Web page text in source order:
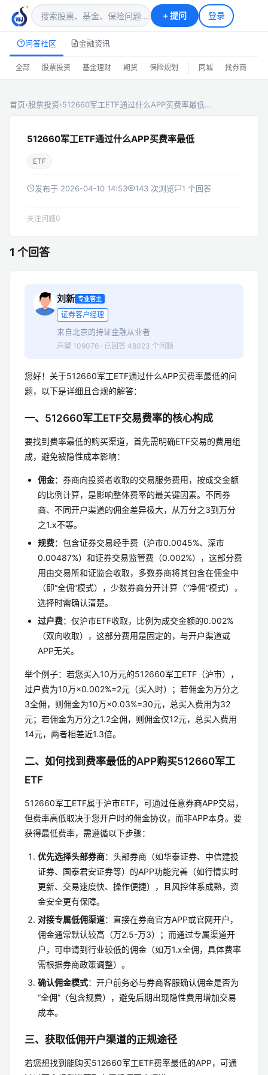
+提问 登录
问答社区 金融资讯
全部 股票投资 基金理财 期货 保险规划 同城 找券商
首页›股票投资›512660军工ETF通过什么APP买费率最低…
512660军工ETF通过什么APP买费率最低
ETF
发布于 2026-04-10 14:53 143 次浏览 1 个回答
关注问题0
1 个回答
刘新 专业答主
证券客户经理
来自北京的持证金融从业者
声望 109076 · 已回答 48023 个问题
您好！关于512660军工ETF通过什么APP买费率最低的问
题，以下是详细且合规的解答：
一、512660军工ETF交易费率的核心构成
要找到费率最低的购买渠道，首先需明确ETF交易的费用组
成，避免被隐性成本影响：
佣金：券商向投资者收取的交易服务费用，按成交金额
的比例计算，是影响整体费率的最关键因素。不同券
商、不同开户渠道的佣金差异极大，从万分之3到万分
之1.x不等。
规费：包含证券交易经手费（沪市0.0045%、深市
0.00487%）和证券交易监管费（0.002%），这部分费
用由交易所和证监会收取，多数券商将其包含在佣金中
（即“全佣”模式），少数券商分开计算（“净佣”模式），
选择时需确认清楚。
过户费：仅沪市ETF收取，比例为成交金额的0.002%
（双向收取），这部分费用是固定的，与开户渠道或
APP无关。
举个例子：若您买入10万元的512660军工ETF（沪市），
过户费为10万×0.002%=2元（买入时）；若佣金为万分之
3全佣，则佣金为10万×0.03%=30元，总买入费用为32
元；若佣金为万分之1.2全佣，则佣金仅12元，总买入费用
14元，两者相差近1.3倍。
二、如何找到费率最低的APP购买512660军工
ETF
512660军工ETF属于沪市ETF，可通过任意券商APP交易，
但费率高低取决于您开户时的佣金协议，而非APP本身。要
获得最低费率，需遵循以下步骤：
优先选择头部券商：头部券商（如华泰证券、中信建投
证券、国泰君安证券等）的APP功能完善（如行情实时
更新、交易速度快、操作便捷），且风控体系成熟，资
金安全更有保障。
对接专属低佣渠道：直接在券商官方APP或官网开户，
佣金通常默认较高（万2.5-万3）；而通过专属渠道开
户，可申请到行业较低的佣金（如万1.x全佣，具体费率
需根据券商政策调整）。
确认佣金模式：开户前务必与券商客服确认佣金是否为
“全佣”（包含规费），避免后期出现隐性费用增加交易
成本。
三、获取低佣开户渠道的正规途径
若您想找到能购买512660军工ETF费率最低的APP，可通